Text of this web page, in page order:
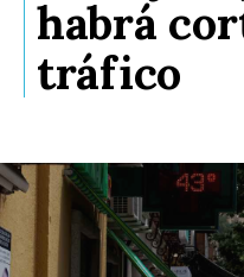
habrá
tráfico